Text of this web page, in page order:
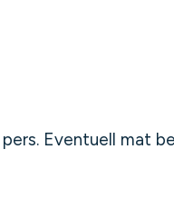
Eventuell mat